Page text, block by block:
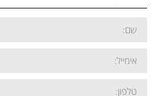
שם
אימייל
טלפון: